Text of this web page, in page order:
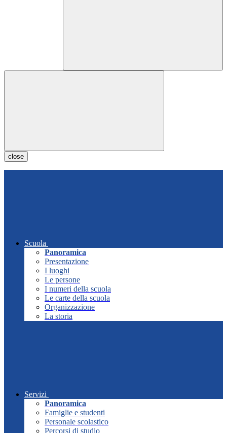
close
Scuola
Panoramica
Presentazione
I luoghi
Le persone
I numeri della scuola
Le carte della scuola
Organizzazione
La storia
Servizi
Panoramica
Famiglie e studenti
Personale scolastico
Percorsi di studio